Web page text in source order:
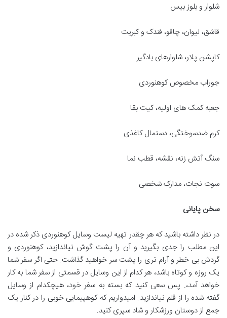
شلوار و بلوز بیس
قاشق، لیوان، چاقو، فندک و کبریت
کاپشن پلار، شلوارهای بادگیر
جوراب مخصوص کوهنوردی
جعبه کمک های اولیه، کیت بقا
کرم ضدسوختگی، دستمال کاغذی
سنگ آتش زنه، نقشه، قطب نما
سوت نجات، مدارک شخصی
سخن پایانی
در نظر داشته باشید که هر چقدر تهیه لیست وسایل کوهنوردی ذکر شده در
این مطلب را جدی بگیرید و آن را پشت گوش نیاندازید، کوهنوردی و
گردش بی خطر و آرام تری را پشت سر خواهید گذاشت. حتی اگر سفر شما
یک روزه و کوتاه باشد، هر کدام از این وسایل در قسمتی از سفر شما به کار
خواهد آمد،. پس سعی کنید که بسته به سفر خود، هیچکدام از وسایل
گفته شده را از قلم نیاندازید. امیدواریم که کوهپیمایی خوبی را در کنار یک
جمع از دوستان ورزشکار و شاد سپری کنید.